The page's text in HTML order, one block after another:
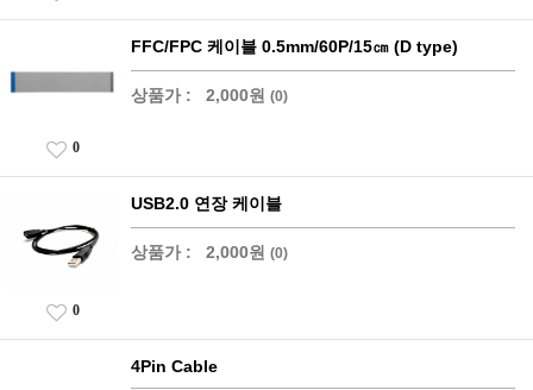
FFC/FPC 케이블 0.5mm/60P/15㎝ (D type)
상품가 : 2,000원 (0)
0
USB2.0 연장 케이블
상품가 : 2,000원 (0)
0
4Pin Cable